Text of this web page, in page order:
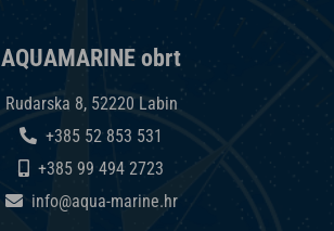
AQUAMARINE obrt
Rudarska 8, 52220 Labin
+385 52 853 531
+385 99 494 2723
info@aqua-marine.hr